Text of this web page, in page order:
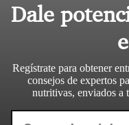
Dale
Regístrate para obtener
consejos de expertos
nutritivas, enviados a